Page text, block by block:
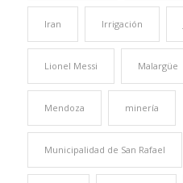
Iran Irrigación
Lionel Messi Malargüe
Mendoza minería
Municipalidad de San Rafael